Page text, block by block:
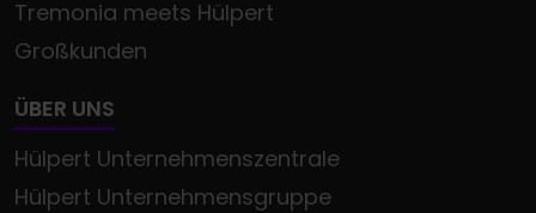
Tremonia meets Hülpert
Großkunden
ÜBER UNS
Hülpert Unternehmenszentrale
Hülpert Unternehmensgruppe